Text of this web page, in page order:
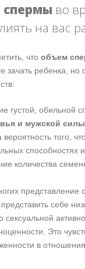
спермы во
на вас
что объем
зачать ребенка,
густой, обильной
и мужской силы
вероятность того,
способностях
количества
представление
себе
сексуальной
Это
в